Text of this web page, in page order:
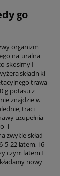
go
organizm
naturalna
skosimy I
składniki
trawa
g potasu z
znajdzie w
traci
uzupełnia
i
zwykle skład
5-22 latem, i 6-
czym latem I
nowy